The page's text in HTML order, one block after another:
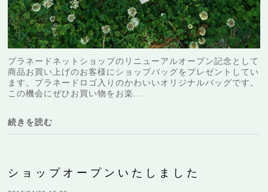
プラネードネットショップのリニューアルオープン記念として
商品お買い上げのお客様にショップバッグをプレゼントしてい
ます。プラネードロゴ入りのかわいいオリジナルバッグです。
この機会にぜひお買い物をお楽...
続きを読む
ショップオープンいたしました